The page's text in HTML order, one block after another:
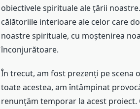
obiectivele spirituale ale țării
călătoriile interioare ale celor care
noastre spirituale, cu moștenirea
înconjurătoare.
În trecut, am fost prezenți pe scena
toate acestea, am întâmpinat
renunțăm temporar la acest